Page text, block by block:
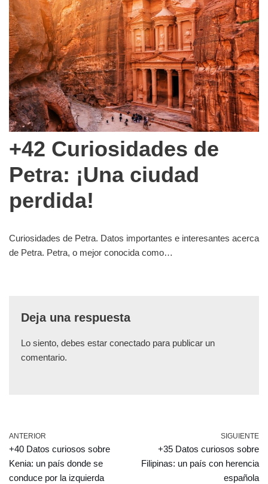
+42 Curiosidades de
Petra: ¡Una ciudad
perdida!
Curiosidades de Petra. Datos importantes e interesantes acerca
de Petra. Petra, o mejor conocida como…
Deja una respuesta
Lo siento, debes estar conectado para publicar un
comentario.
ANTERIOR
+40 Datos curiosos sobre
Kenia: un país donde se
conduce por la izquierda
SIGUIENTE
+35 Datos curiosos sobre
Filipinas: un país con herencia
española